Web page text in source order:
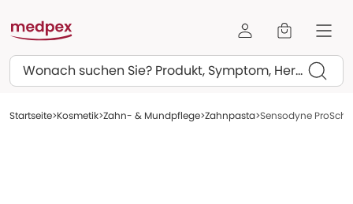
Suchen
Startseite Kosmetik Zahn- & Mundpflege Zahnpasta Sensodyne